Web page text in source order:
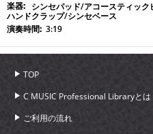
シンセパッド/アコースティッ
ハンドクラップ/シンセベース
3:19
TOP
C MUSIC Professional Libraryとは
ご利用の流れ